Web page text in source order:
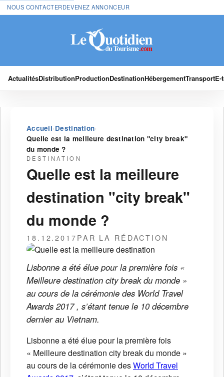
NOUS CONTACTERDEVENEZ ANNONCEUR
ActualitésDistributionProductionDestinationHébergementTransport
Accueil›Destination›
Quelle est la meilleure destination "city break"
du monde ?
DESTINATION
Quelle est la meilleure
destination "city break"
du monde ?
18.12.2017PAR LA RÉDACTION
Lisbonne a été élue pour la première fois «
Meilleure destination city break du monde »
au cours de la cérémonie des World Travel
Awards 2017 , s’étant tenue le 10 décembre
dernier au Vietnam.
Lisbonne a été élue pour la première fois
« Meilleure destination city break du monde »
au cours de la cérémonie desWorld Travel